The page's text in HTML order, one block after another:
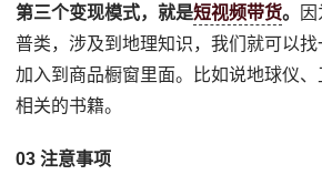
第三个变现模式，就是短视频带货。
普类，涉及到地理知识，我们就可以找
加入到商品橱窗里面。比如说地球仪
相关的书籍。
03 注意事项